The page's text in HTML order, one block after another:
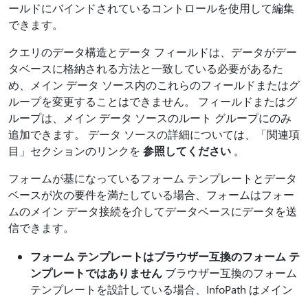
ールドにバインドされているコントロールを使用して編集
できます。
クエリのデータ構造とデータ フィールドは、データがデー
タベースに格納される方法と一致している必要があるた
め、メイン データ ソース内のこれらのフィールドまたはグ
ループを変更することはできません。 フィールドまたはグ
ループは、メイン データ ソースのルート グループにのみ
追加できます。 データ ソースの詳細については、「関連項
目」セクションのリンクを 参照してください 。
フォームが基になっているフォーム テンプレートとデータ
ベースが次の要件を満たしている場合、フォームはフォー
ムのメイン データ接続を介してデータベースにデータを送
信できます。
フォーム テンプレートはブラウザー互換のフォーム テ
ンプレートではありません ブラウザー互換のフォーム
テンプレートを設計している場合、InfoPath はメイン